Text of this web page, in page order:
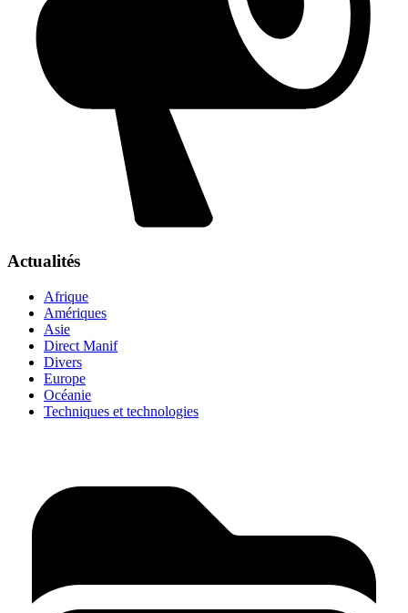
Actualités
Afrique
Amériques
Asie
Direct Manif
Divers
Europe
Océanie
Techniques et technologies